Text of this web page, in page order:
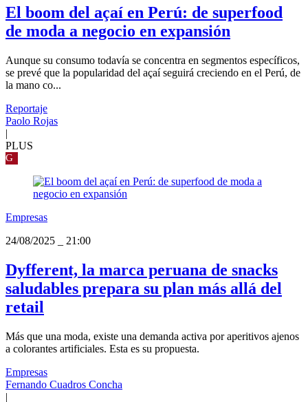
El boom del açaí en Perú: de superfood
de moda a negocio en expansión
Aunque su consumo todavía se concentra en segmentos específicos,
se prevé que la popularidad del açaí seguirá creciendo en el Perú, de
la mano co...
Reportaje
Paolo Rojas
|
PLUS
G
Empresas
24/08/2025
21:00
Dyfferent, la marca peruana de snacks
saludables prepara su plan más allá del
retail
Más que una moda, existe una demanda activa por aperitivos ajenos
a colorantes artificiales. Esta es su propuesta.
Empresas
Fernando Cuadros Concha
|